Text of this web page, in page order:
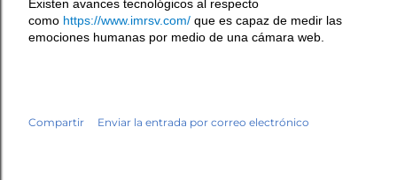
Existen avances tecnológicos al respecto
como https://www.imrsv.com/ que es capaz de medir las
emociones humanas por medio de una cámara web.
Compartir Enviar la entrada por correo electrónico